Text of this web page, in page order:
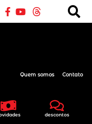
descontos
Quem somos Contato